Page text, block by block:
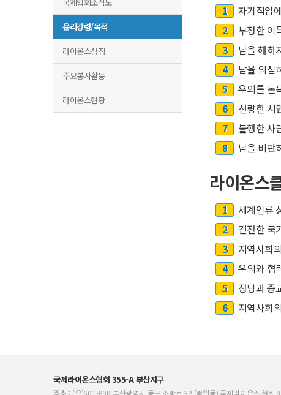
윤리강령/목적
라이온스상징
주요봉사활동
라이온스현황
1
자기직업
2
부정한 이
3
남을 해하
4
남을 의심
5
우의를 돈
6
선량한 시
7
불행한 사
8
남을 비판
라이온스
1
세계인류
2
건전한 국
3
지역사회
4
우의와 협
5
정당과 종
6
지역사회
국제라이온스협회 355-A 부산지구
주소 : (우)601-808 부산광역시 동구 조방로 32 (범일동) 국제라이온스 협회